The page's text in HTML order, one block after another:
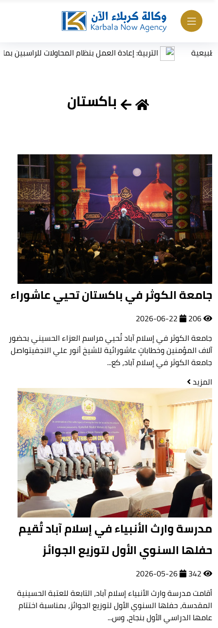
التربية: إعادة العمل بنظام المحاولات للراسبين بمادة أو
باكستان
جامعة الكوثر في باكستان تحيي عاشوراء
206
2026-06-22
جامعة الكوثر في إسلام آباد تُحيي مراسم العزاء الحسيني بحضور
آلاف المؤمنين وخطاباتٍ عاشورائية للشيخ أنور علي النجفيتواصل
جامعة الكوثر في إسلام آباد، كع...
المزيد
مدرسة وارث الأنبياء في إسلام آباد تُقيم
حفلها السنوي الأول لتوزيع الجوائز
342
2026-05-26
أقامت مدرسة وارث الأنبياء إسلام آباد، التابعة للعتبة الحسينية
المقدسة، حفلها السنوي الأول لتوزيع الجوائز، بمناسبة اختتام
عامها الدراسي الأول بنجاح، وس...